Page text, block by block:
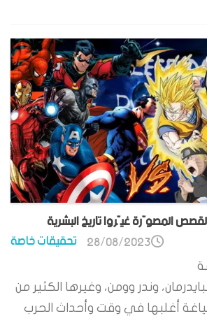
المصوّرة غيّروا تاريخ البشرية
تحقيقات خاصة 28/08/2023
وندر وومن، وغيرها الكثير من
أغلبها في وقت وأحداث الحرب